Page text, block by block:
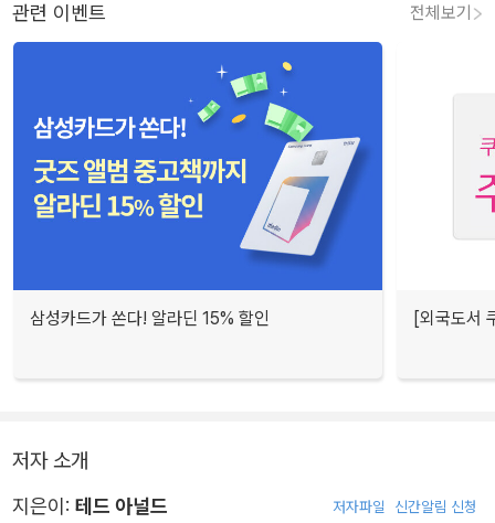
관련 이벤트 전체보기
삼성카드가 쏜다! 알라딘 15% 할인 [외국도서
저자 소개
지은이: 테드 아널드 저자파일 신간알림 신청